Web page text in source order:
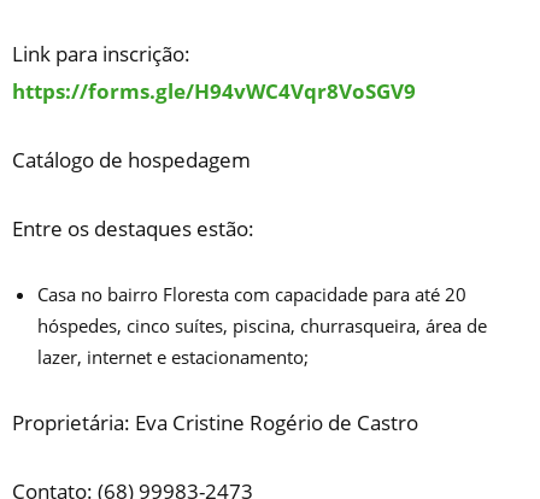
Link para inscrição:
https://forms.gle/H94vWC4Vqr8VoSGV9
Catálogo de hospedagem
Entre os destaques estão:
Casa no bairro Floresta com capacidade para até 20
hóspedes, cinco suítes, piscina, churrasqueira, área de
lazer, internet e estacionamento;
Proprietária: Eva Cristine Rogério de Castro
Contato: (68) 99983-2473